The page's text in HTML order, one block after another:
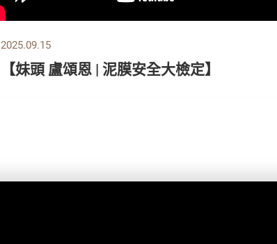
2025.09.15
【妹頭 盧頌恩 | 泥膜安全大檢定】